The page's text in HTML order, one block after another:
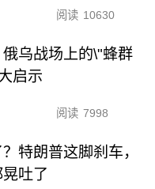
阅读 10630
乌战场上的\"蜂群
启示
阅读 7998
特朗普这脚刹车，
吐了